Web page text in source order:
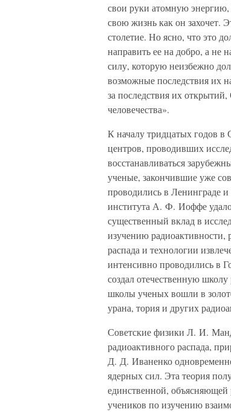
свои руки атомную энергию,
свою жизнь как он захочет.
столетие. Но ясно, что это
направить ее на добро, а не
силу, которую неизбежно
возможные последствия их
за последствия их
человечества».
К началу тридцатых годов в
центров, проводивших
восстанавливаться
ученые, закончившие уже
проводились в Ленинграде
института А. Ф. Иоффе
существенный вклад в
изучению радиоактивности,
распада и технологии
интенсивно проводились в
создал отечественную
школы ученых вошли в
урана, тория и других
Советские физики Л. И.
радиоактивного распада,
Д. Д. Иваненко
ядерных сил. Эта теория
единственной,
учеников по изучению